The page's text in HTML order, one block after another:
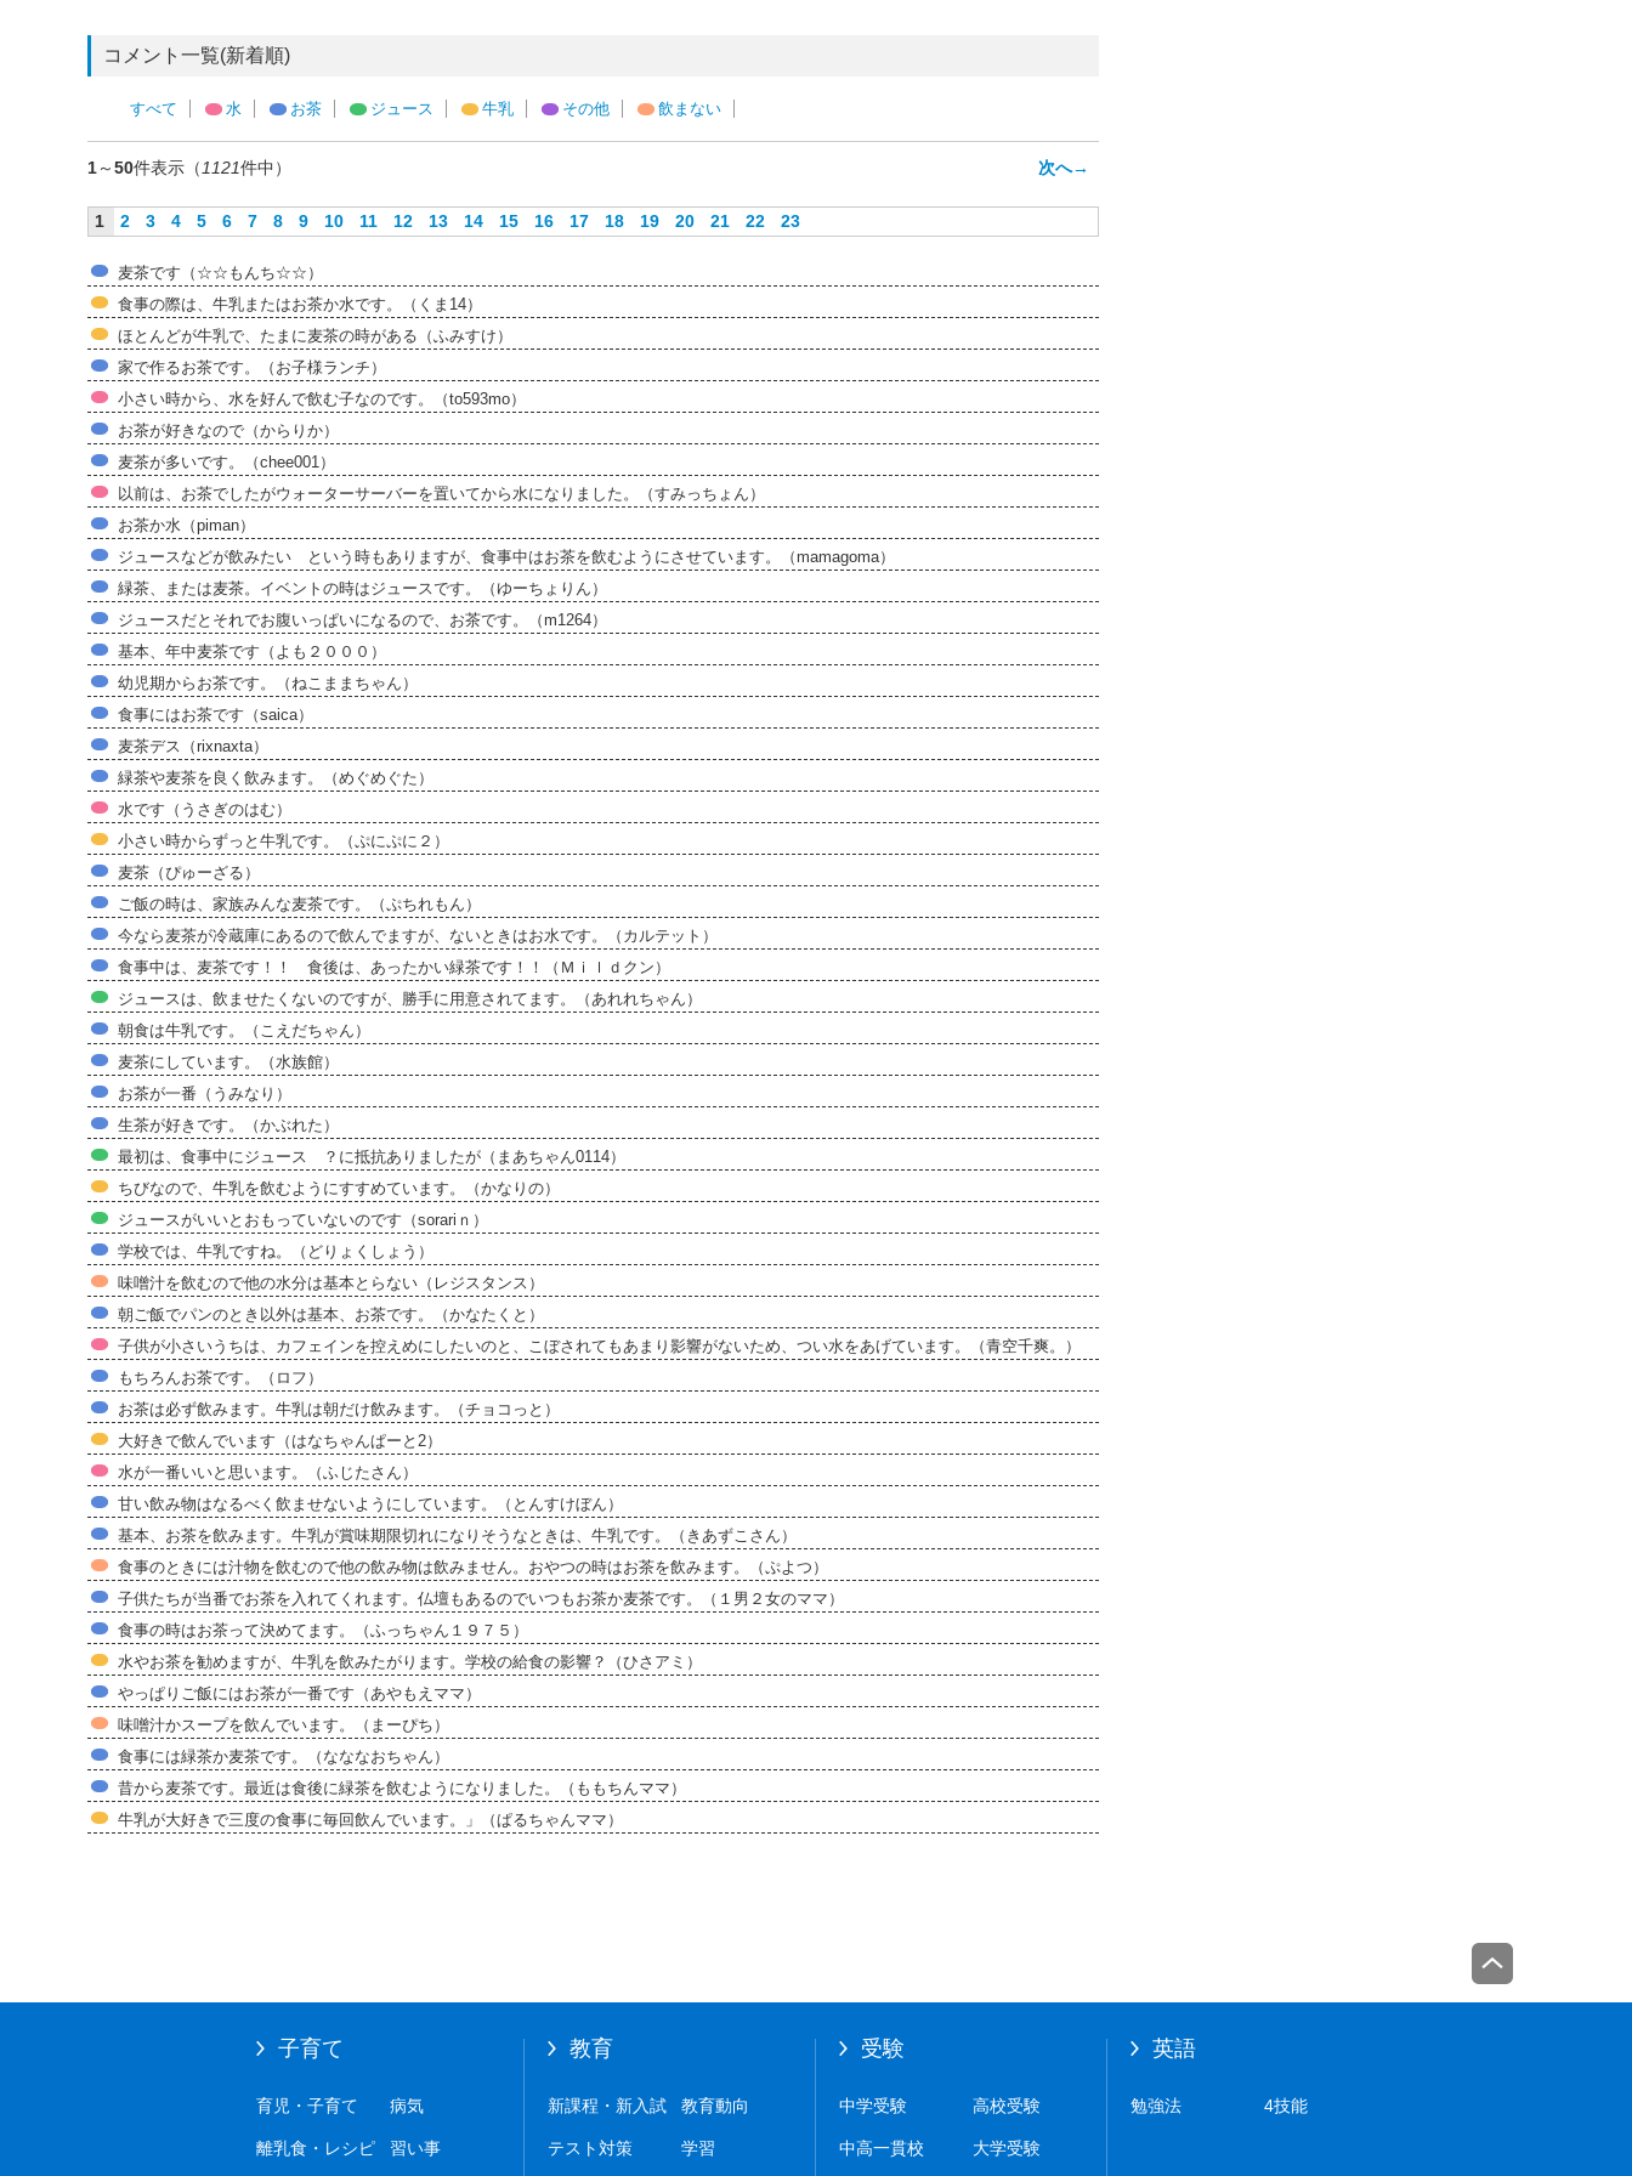
コメント一覧(新着順)
すべて 水 お茶 ジュース 牛乳 その他 飲まない
1～50件表示（ 1121件中） 次へ→
1 2 3 4 5 6 7 8 9 10 11 12 13 14 15 16 17 18 19 20 21 22 23
麦茶です（☆☆もんち☆☆）
食事の際は、牛乳またはお茶か水です。（くま14）
ほとんどが牛乳で、たまに麦茶の時がある（ふみすけ）
家で作るお茶です。（お子様ランチ）
小さい時から、水を好んで飲む子なのです。（to593mo）
お茶が好きなので（からりか）
麦茶が多いです。（chee001）
以前は、お茶でしたがウォーターサーバーを置いてから水になりました。（すみっちょん）
お茶か水（piman）
ジュースなどが飲みたい という時もありますが、食事中はお茶を飲むようにさせています。（mamagoma）
緑茶、または麦茶。イベントの時はジュースです。（ゆーちょりん）
ジュースだとそれでお腹いっぱいになるので、お茶です。（m1264）
基本、年中麦茶です（よも２０００）
幼児期からお茶です。（ねこままちゃん）
食事にはお茶です（saica）
麦茶デス（rixnaxta）
緑茶や麦茶を良く飲みます。（めぐめぐた）
水です（うさぎのはむ）
小さい時からずっと牛乳です。（ぷにぷに２）
麦茶（ぴゅーざる）
ご飯の時は、家族みんな麦茶です。（ぷちれもん）
今なら麦茶が冷蔵庫にあるので飲んでますが、ないときはお水です。（カルテット）
食事中は、麦茶です！！ 食後は、あったかい緑茶です！！（Ｍｉｌｄクン）
ジュースは、飲ませたくないのですが、勝手に用意されてます。（あれれちゃん）
朝食は牛乳です。（こえだちゃん）
麦茶にしています。（水族館）
お茶が一番（うみなり）
生茶が好きです。（かぶれた）
最初は、食事中にジュース ？に抵抗ありましたが（まあちゃん0114）
ちびなので、牛乳を飲むようにすすめています。（かなりの）
ジュースがいいとおもっていないのです（sorariｎ）
学校では、牛乳ですね。（どりょくしょう）
味噌汁を飲むので他の水分は基本とらない（レジスタンス）
朝ご飯でパンのとき以外は基本、お茶です。（かなたくと）
子供が小さいうちは、カフェインを控えめにしたいのと、こぼされてもあまり影響がないため、つい水をあげています。（青空千爽。）
もちろんお茶です。（ロフ）
お茶は必ず飲みます。牛乳は朝だけ飲みます。（チョコっと）
大好きで飲んでいます（はなちゃんぱーと2）
水が一番いいと思います。（ふじたさん）
甘い飲み物はなるべく飲ませないようにしています。（とんすけぼん）
基本、お茶を飲みます。牛乳が賞味期限切れになりそうなときは、牛乳です。（きあずこさん）
食事のときには汁物を飲むので他の飲み物は飲みません。おやつの時はお茶を飲みます。（ぷよつ）
子供たちが当番でお茶を入れてくれます。仏壇もあるのでいつもお茶か麦茶です。（１男２女のママ）
食事の時はお茶って決めてます。（ふっちゃん１９７５）
水やお茶を勧めますが、牛乳を飲みたがります。学校の給食の影響？（ひさアミ）
やっぱりご飯にはお茶が一番です（あやもえママ）
味噌汁かスープを飲んでいます。（まーぴち）
食事には緑茶か麦茶です。（なななおちゃん）
昔から麦茶です。最近は食後に緑茶を飲むようになりました。（ももちんママ）
牛乳が大好きで三度の食事に毎回飲んでいます。」（ぱるちゃんママ）
子育て
育児・子育て 病気
離乳食・レシピ 習い事
教育
新課程・新入試 教育動向
テスト対策 学習
受験
中学受験 高校受験
中高一貫校 大学受験
英語
勉強法 4技能